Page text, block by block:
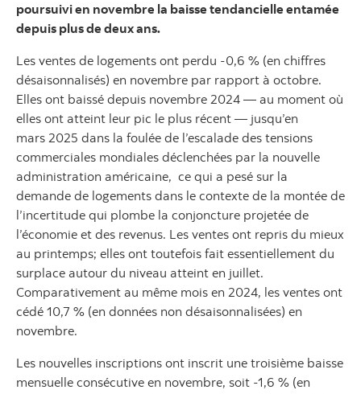
poursuivi en novembre la baisse tendancielle entamée
depuis plus de deux ans.
Les ventes de logements ont perdu -0,6 % (en chiffres
désaisonnalisés) en novembre par rapport à octobre.
Elles ont baissé depuis novembre 2024 — au moment où
elles ont atteint leur pic le plus récent — jusqu’en
mars 2025 dans la foulée de l’escalade des tensions
commerciales mondiales déclenchées par la nouvelle
administration américaine, ce qui a pesé sur la
demande de logements dans le contexte de la montée de
l’incertitude qui plombe la conjoncture projetée de
l’économie et des revenus. Les ventes ont repris du mieux
au printemps; elles ont toutefois fait essentiellement du
surplace autour du niveau atteint en juillet.
Comparativement au même mois en 2024, les ventes ont
cédé 10,7 % (en données non désaisonnalisées) en
novembre.
Les nouvelles inscriptions ont inscrit une troisième baisse
mensuelle consécutive en novembre, soit -1,6 % (en